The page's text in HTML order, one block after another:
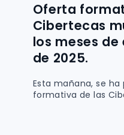
Oferta
Cibertecas
los meses
de 2025.
Esta mañana, se
formativa de las